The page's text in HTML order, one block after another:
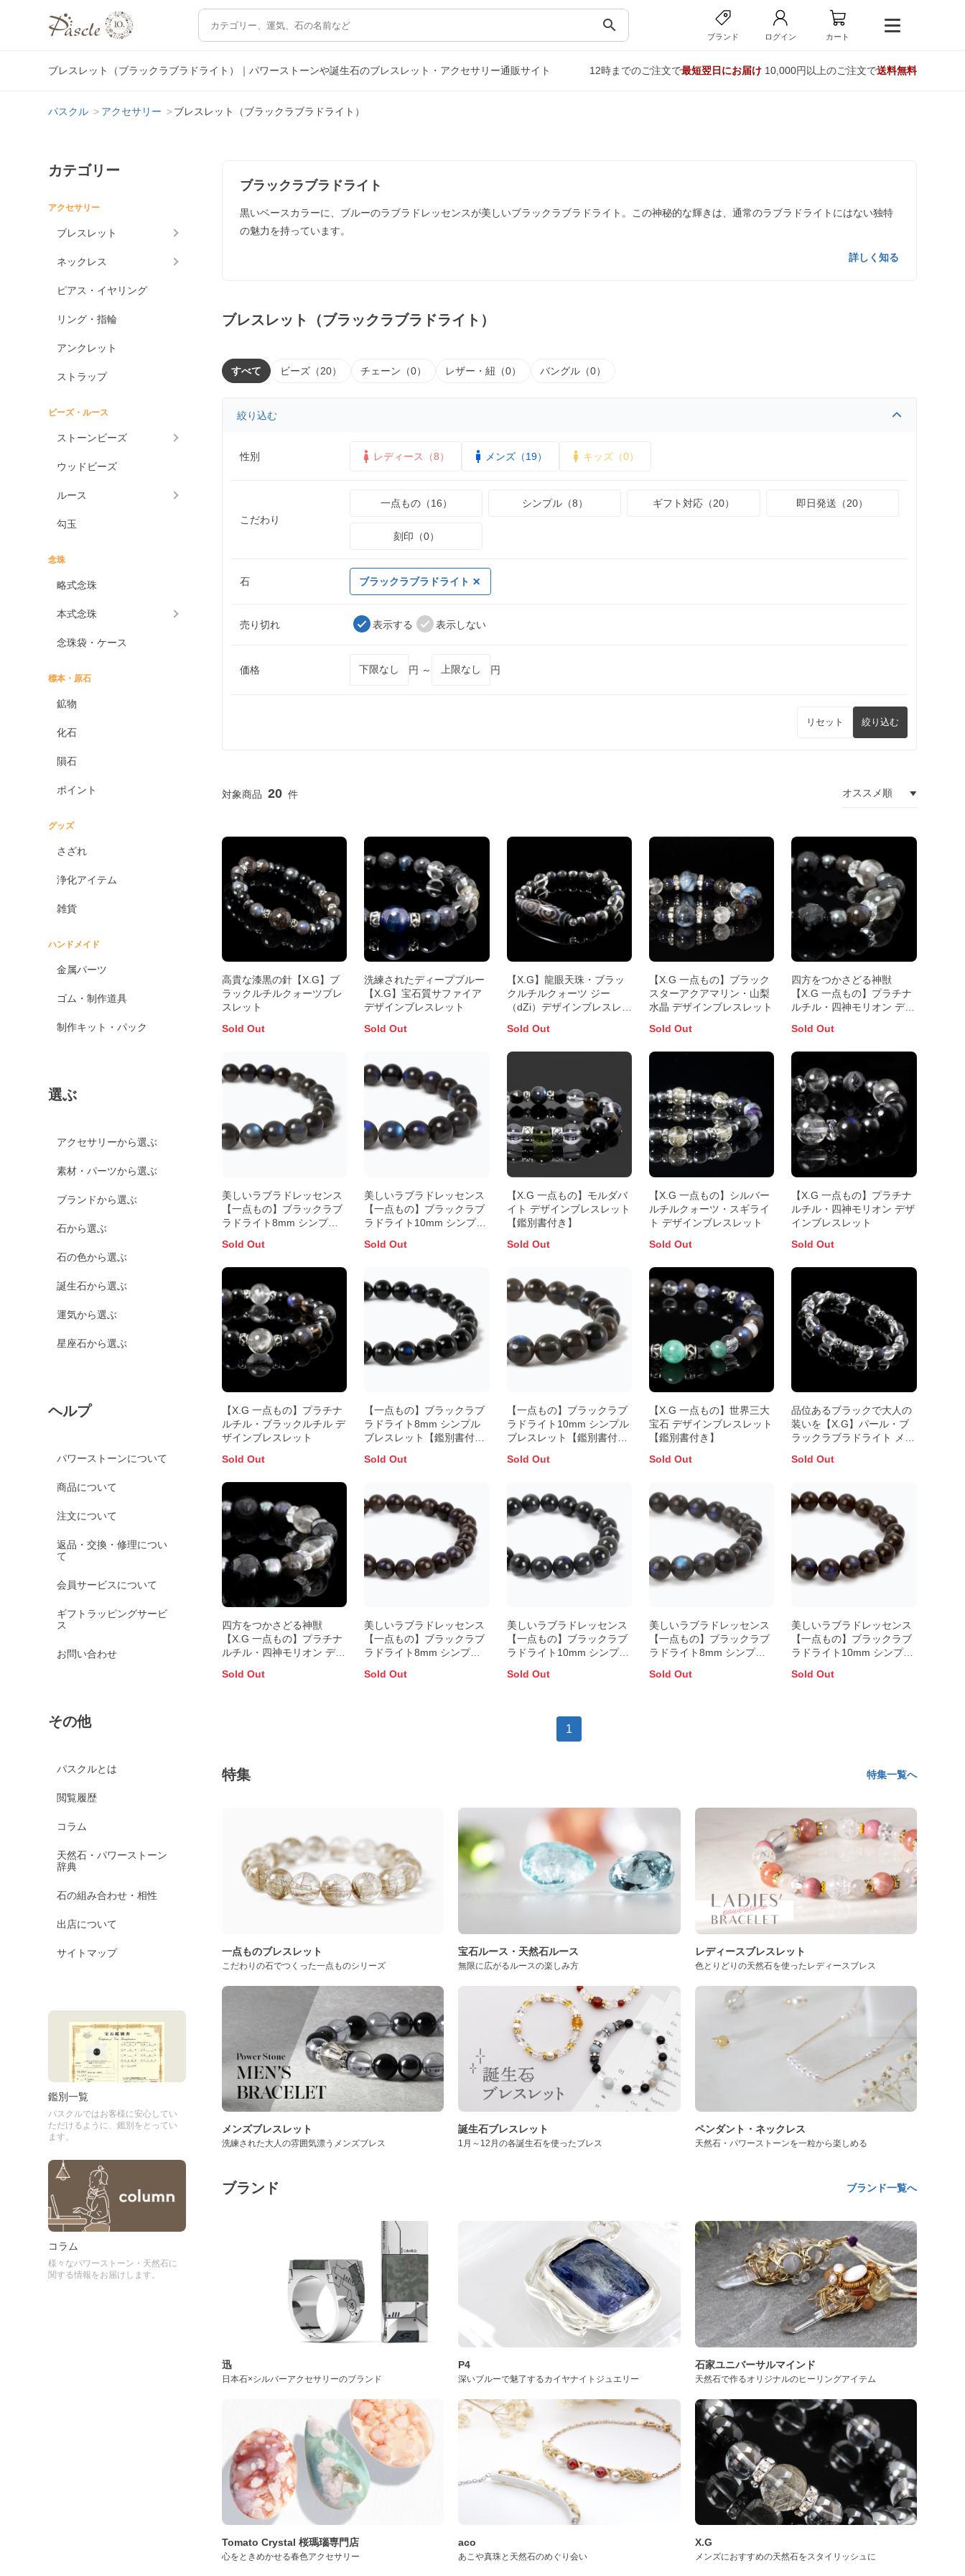
search
ブランド ログイン カート
ブレスレット（ブラックラブラドライト）｜パワーストーンや誕生石のブレスレット・アクセサリー通販サイト 12時までのご注文で最短翌日にお届け10,000円以上のご注文で送料無料
パスクル アクセサリー ブレスレット（ブラックラブラドライト）
カテゴリー
アクセサリー
ブレスレット
ネックレス
ピアス・イヤリング
リング・指輪
アンクレット
ストラップ
ビーズ・ルース
ストーンビーズ
ウッドビーズ
ルース
勾玉
念珠
略式念珠
本式念珠
念珠袋・ケース
標本・原石
鉱物
化石
隕石
ポイント
グッズ
さざれ
浄化アイテム
雑貨
ハンドメイド
金属パーツ
ゴム・制作道具
制作キット・パック
選ぶ
アクセサリーから選ぶ
素材・パーツから選ぶ
ブランドから選ぶ
石から選ぶ
石の色から選ぶ
誕生石から選ぶ
運気から選ぶ
星座石から選ぶ
ヘルプ
パワーストーンについて
商品について
注文について
返品・交換・修理につい
て
会員サービスについて
ギフトラッピングサービ
ス
お問い合わせ
その他
パスクルとは
閲覧履歴
コラム
天然石・パワーストーン
辞典
石の組み合わせ・相性
出店について
サイトマップ
鑑別一覧
パスクルではお客様に安心してい
ただけるように、鑑別をとってい
ます。
コラム
様々なパワーストーン・天然石に
関する情報をお届けします。
ブラックラブラドライト
黒いベースカラーに、ブルーのラブラドレッセンスが美しいブラックラブラドライト。この神秘的な輝きは、通常のラブラドライトにはない独特
の魅力を持っています。
詳しく知る
ブレスレット（ブラックラブラドライト）
すべて ビーズ（20） チェーン（0） レザー・紐（0） バングル（0）
絞り込む
性別 レディース（8） メンズ（19） キッズ（0）
こだわり
一点もの（16） シンプル（8） ギフト対応（20） 即日発送（20）
刻印（0）
石 ブラックラブラドライト
売り切れ 表示する 表示しない
価格 円 ～ 円
リセット 絞り込む
20
高貴な漆黒の針【X.G】ブ
ラックルチルクォーツブレ
スレット
Sold Out
洗練されたディープブルー
【X.G】宝石質サファイア
デザインブレスレット
Sold Out
【X.G】龍眼天珠・ブラッ
クルチルクォーツ ジー
（dZi）デザインブレスレッ
Sold Out
【X.G 一点もの】ブラック
スターアクアマリン・山梨
水晶 デザインブレスレット
Sold Out
四方をつかさどる神獣
【X.G 一点もの】プラチナ
ルチル・四神モリオン デザ
Sold Out
美しいラブラドレッセンス
【一点もの】ブラックラブ
ラドライト8mm シンプル
Sold Out
美しいラブラドレッセンス
【一点もの】ブラックラブ
ラドライト10mm シンプル
Sold Out
【X.G 一点もの】モルダバ
イト デザインブレスレット
【鑑別書付き】
Sold Out
【X.G 一点もの】シルバー
ルチルクォーツ・スギライ
ト デザインブレスレット
Sold Out
【X.G 一点もの】プラチナ
ルチル・四神モリオン デザ
インブレスレット
Sold Out
【X.G 一点もの】プラチナ
ルチル・ブラックルチル デ
ザインブレスレット
Sold Out
【一点もの】ブラックラブ
ラドライト8mm シンプル
ブレスレット【鑑別書付
Sold Out
【一点もの】ブラックラブ
ラドライト10mm シンプル
ブレスレット【鑑別書付
Sold Out
【X.G 一点もの】世界三大
宝石 デザインブレスレット
【鑑別書付き】
Sold Out
品位あるブラックで大人の
装いを【X.G】パール・ブ
ラックラブラドライト メン
Sold Out
四方をつかさどる神獣
【X.G 一点もの】プラチナ
ルチル・四神モリオン デザ
Sold Out
美しいラブラドレッセンス
【一点もの】ブラックラブ
ラドライト8mm シンプル
Sold Out
美しいラブラドレッセンス
【一点もの】ブラックラブ
ラドライト10mm シンプル
Sold Out
美しいラブラドレッセンス
【一点もの】ブラックラブ
ラドライト8mm シンプル
Sold Out
美しいラブラドレッセンス
【一点もの】ブラックラブ
ラドライト10mm シンプル
Sold Out
1
特集 特集一覧へ
一点ものブレスレット
こだわりの石でつくった一点ものシリーズ
宝石ルース・天然石ルース
無限に広がるルースの楽しみ方
レディースブレスレット
色とりどりの天然石を使ったレディースブレス
メンズブレスレット
洗練された大人の雰囲気漂うメンズブレス
誕生石ブレスレット
1月～12月の各誕生石を使ったブレス
ペンダント・ネックレス
天然石・パワーストーンを一粒から楽しめる
ブランド ブランド一覧へ
迅
日本石×シルバーアクセサリーのブランド
P4
深いブルーで魅了するカイヤナイトジュエリー
石家ユニバーサルマインド
天然石で作るオリジナルのヒーリングアイテム
Tomato Crystal 桜瑪瑙専門店
心をときめかせる春色アクセサリー
aco
あこや真珠と天然石のめぐり会い
X.G
メンズにおすすめの天然石をスタイリッシュに